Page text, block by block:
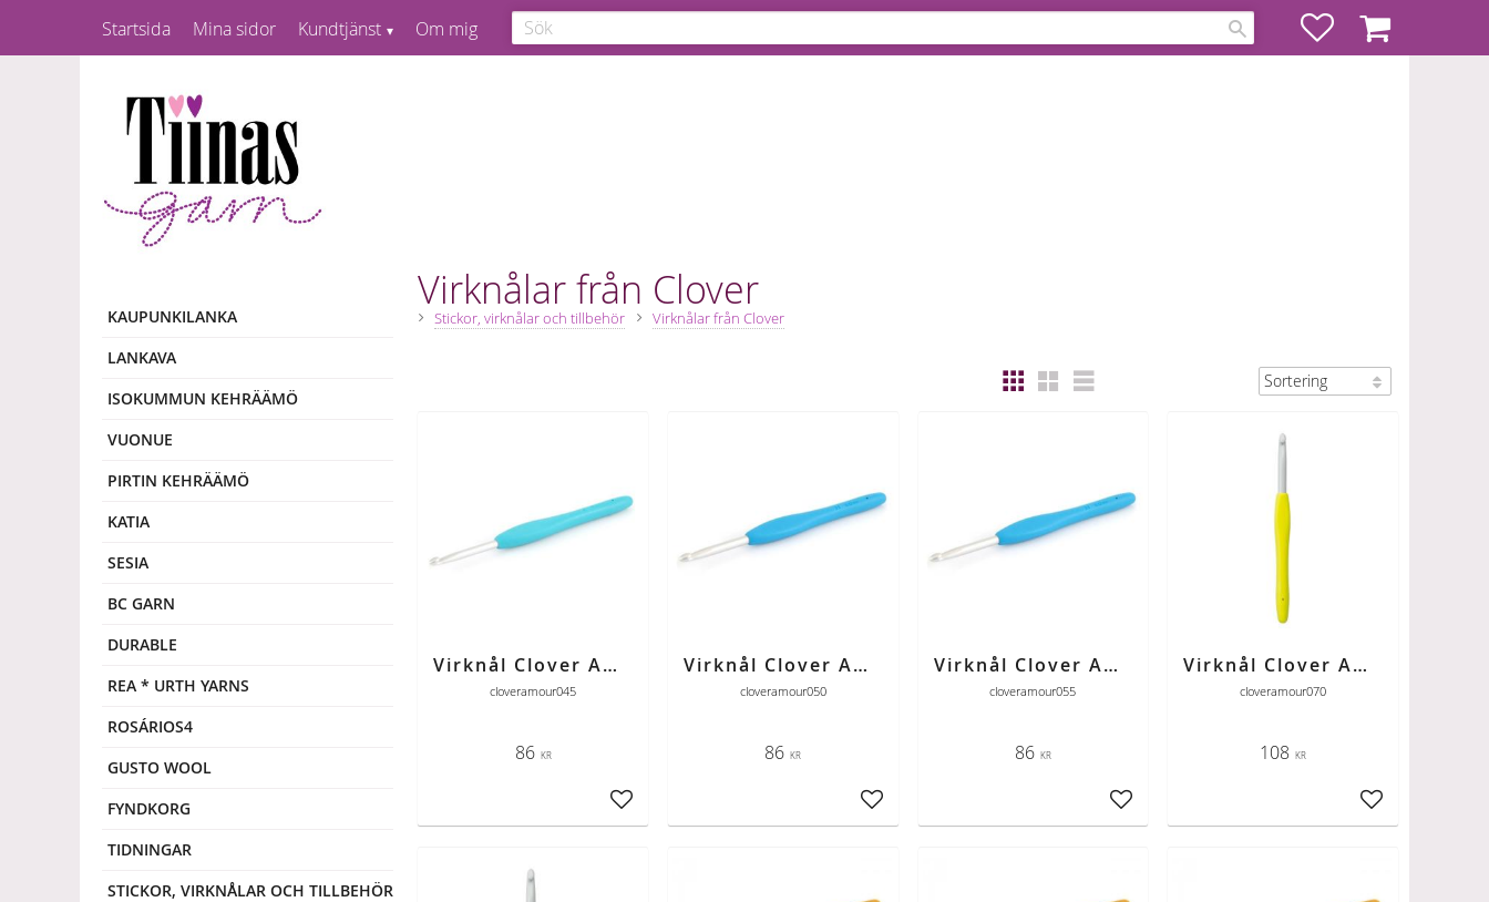
FavoriterKundvagn
Startsida Mina sidor Kundtjänst Om mig
Virknålar från Clover
Stickor, virknålar och tillbehör Virknålar från Clover
Virknål Clover Amour 4,5 mm
cloveramour045
86 KR
Lägg till i favoriter
Virknål Clover Amour 5,0 mm
cloveramour050
86 KR
Lägg till i favoriter
Virknål Clover Amour 5,5 mm
cloveramour055
86 KR
Lägg till i favoriter
Virknål Clover Amour 7,0 mm
cloveramour070
108 KR
Lägg till i
KAUPUNKILANKA
LANKAVA
ISOKUMMUN KEHRÄÄMÖ
VUONUE
PIRTIN KEHRÄÄMÖ
KATIA
SESIA
BC GARN
DURABLE
REA * URTH YARNS
ROSÁRIOS4
GUSTO WOOL
FYNDKORG
TIDNINGAR
STICKOR, VIRKNÅLAR OCH TILLBEHÖR